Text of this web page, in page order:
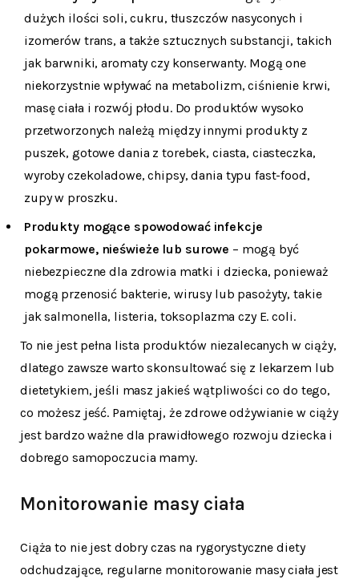
dużych ilości soli, cukru, tłuszczów nasyconych i
izomerów trans, a także sztucznych substancji, takich
jak barwniki, aromaty czy konserwanty. Mogą one
niekorzystnie wpływać na metabolizm, ciśnienie krwi,
masę ciała i rozwój płodu. Do produktów wysoko
przetworzonych należą między innymi produkty z
puszek, gotowe dania z torebek, ciasta, ciasteczka,
wyroby czekoladowe, chipsy, dania typu fast-food,
zupy w proszku.
Produkty mogące spowodować infekcje
pokarmowe, nieświeże lub surowe – mogą być
niebezpieczne dla zdrowia matki i dziecka, ponieważ
mogą przenosić bakterie, wirusy lub pasożyty, takie
jak salmonella, listeria, toksoplazma czy E. coli.
To nie jest pełna lista produktów niezalecanych w ciąży,
dlatego zawsze warto skonsultować się z lekarzem lub
dietetykiem, jeśli masz jakieś wątpliwości co do tego,
co możesz jeść. Pamiętaj, że zdrowe odżywianie w ciąży
jest bardzo ważne dla prawidłowego rozwoju dziecka i
dobrego samopoczucia mamy.
Monitorowanie masy ciała
Ciąża to nie jest dobry czas na rygorystyczne diety
odchudzające, regularne monitorowanie masy ciała jest